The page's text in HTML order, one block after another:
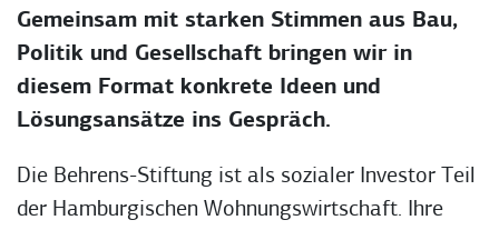
Gemeinsam mit starken Stimmen aus Bau,
Politik und Gesellschaft bringen wir in
diesem Format konkrete Ideen und
Lösungsansätze ins Gespräch.
Die Behrens-Stiftung ist als sozialer Investor Teil
der Hamburgischen Wohnungswirtschaft. Ihre